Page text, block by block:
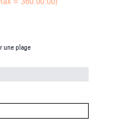
une plage